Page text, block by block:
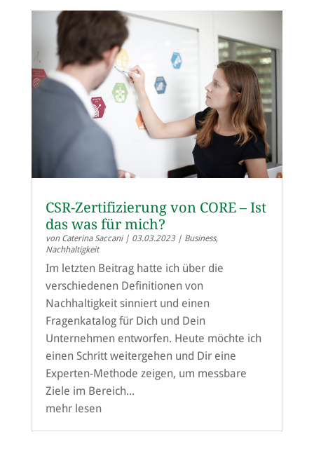
CSR-Zertifizierung von CORE – Ist
das was für mich?
von Caterina Saccani| 03.03.2023| Business,
Nachhaltigkeit
Im letzten Beitrag hatte ich über die
verschiedenen Definitionen von
Nachhaltigkeit sinniert und einen
Fragenkatalog für Dich und Dein
Unternehmen entworfen. Heute möchte ich
einen Schritt weitergehen und Dir eine
Experten-Methode zeigen, um messbare
Ziele im Bereich...
mehr lesen